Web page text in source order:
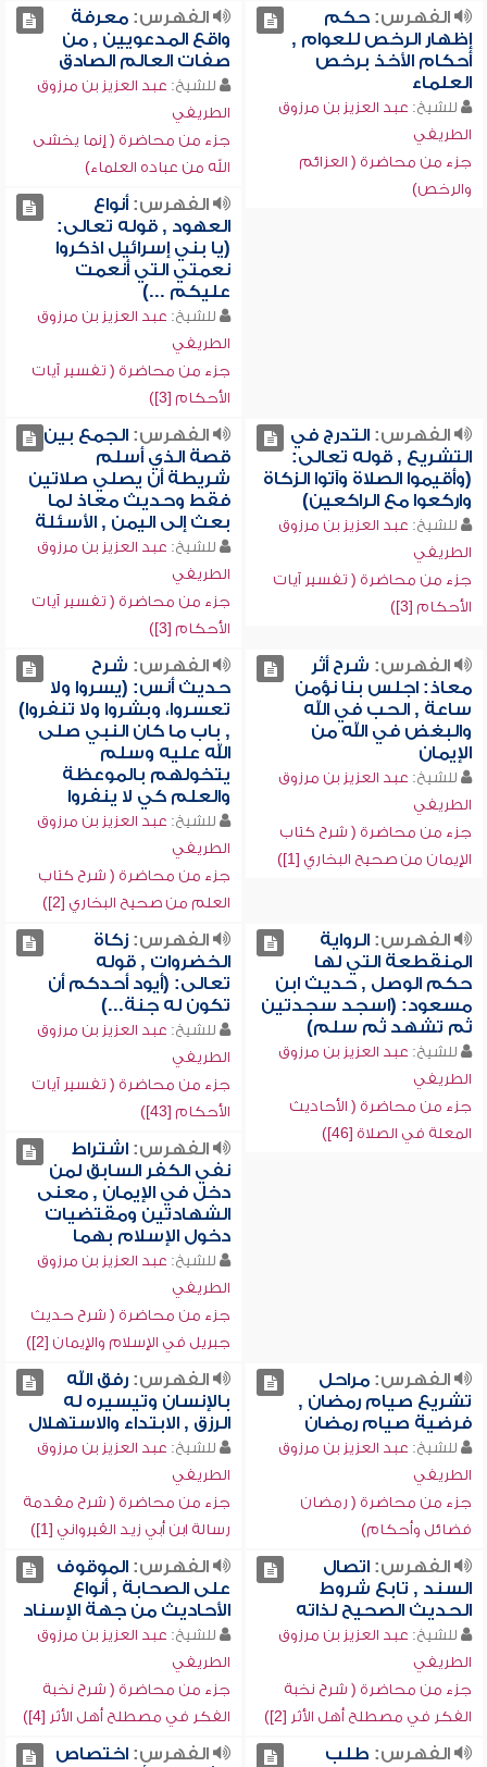
الفهرس:حكم
إظهار الرخص للعوام ,
أحكام الأخذ برخص
العلماء
للشيخ: عبد العزيز بن مرزوق
الطريفي
جزء من محاضرة ( العزائم
والرخص)
الفهرس:معرفة
واقع المدعويين , من
صفات العالم الصادق
للشيخ: عبد العزيز بن مرزوق
الطريفي
جزء من محاضرة ( إنما يخشى
الله من عباده العلماء)
الفهرس:أنواع
العهود , قوله تعالى:
(يا بني إسرائيل اذكروا
نعمتي التي أنعمت
عليكم ...)
للشيخ: عبد العزيز بن مرزوق
الطريفي
جزء من محاضرة ( تفسير آيات
الأحكام [3])
الفهرس:التدرج في
التشريع , قوله تعالى:
(وأقيموا الصلاة وآتوا الزكاة
واركعوا مع الراكعين)
للشيخ: عبد العزيز بن مرزوق
الطريفي
جزء من محاضرة ( تفسير آيات
الأحكام [3])
الفهرس:الجمع بين
قصة الذي أسلم
شريطة أن يصلي صلاتين
فقط وحديث معاذ لما
بعث إلى اليمن , الأسئلة
للشيخ: عبد العزيز بن مرزوق
الطريفي
جزء من محاضرة ( تفسير آيات
الأحكام [3])
الفهرس: شرح أثر
معاذ: اجلس بنا نؤمن
ساعة , الحب في الله
والبغض في الله من
الإيمان
للشيخ: عبد العزيز بن مرزوق
الطريفي
جزء من محاضرة ( شرح كتاب
الإيمان من صحيح البخاري [1])
الفهرس: شرح
حديث أنس: (يسروا ولا
تعسروا، وبشروا ولا تنفروا)
, باب ما كان النبي صلى
الله عليه وسلم
يتخولهم بالموعظة
والعلم كي لا ينفروا
للشيخ: عبد العزيز بن مرزوق
الطريفي
جزء من محاضرة ( شرح كتاب
العلم من صحيح البخاري [2])
الفهرس:الرواية
المنقطعة التي لها
حكم الوصل , حديث ابن
مسعود: (اسجد سجدتين
ثم تشهد ثم سلم)
للشيخ: عبد العزيز بن مرزوق
الطريفي
جزء من محاضرة ( الأحاديث
المعلة في الصلاة [46])
الفهرس:زكاة
الخضروات , قوله
تعالى: (أيود أحدكم أن
تكون له جنة...)
للشيخ: عبد العزيز بن مرزوق
الطريفي
جزء من محاضرة ( تفسير آيات
الأحكام [43])
الفهرس:اشتراط
نفي الكفر السابق لمن
دخل في الإيمان , معنى
الشهادتين ومقتضيات
دخول الإسلام بهما
للشيخ: عبد العزيز بن مرزوق
الطريفي
جزء من محاضرة ( شرح حديث
جبريل في الإسلام والإيمان [2])
الفهرس:مراحل
تشريع صيام رمضان ,
فرضية صيام رمضان
للشيخ: عبد العزيز بن مرزوق
الطريفي
جزء من محاضرة ( رمضان
فضائل وأحكام)
الفهرس:رفق الله
بالإنسان وتيسيره له
الرزق , الابتداء والاستهلال
للشيخ: عبد العزيز بن مرزوق
الطريفي
جزء من محاضرة ( شرح مقدمة
رسالة ابن أبي زيد القيرواني [1])
الفهرس:اتصال
السند , تابع شروط
الحديث الصحيح لذاته
للشيخ: عبد العزيز بن مرزوق
الطريفي
جزء من محاضرة ( شرح نخبة
الفكر في مصطلح أهل الأثر [2])
الفهرس:الموقوف
على الصحابة , أنواع
الأحاديث من جهة الإسناد
للشيخ: عبد العزيز بن مرزوق
الطريفي
جزء من محاضرة ( شرح نخبة
الفكر في مصطلح أهل الأثر [4])
الفهرس: طلب
الفهرس:اختصاص